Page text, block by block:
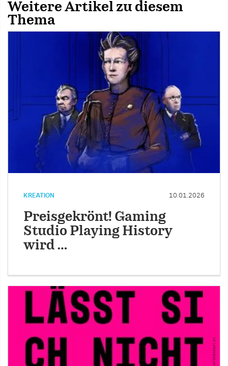
Weitere Artikel zu diesem
Thema
KREATION 10.01.2026
Preisgekrönt! Gaming
Studio Playing History
wird …